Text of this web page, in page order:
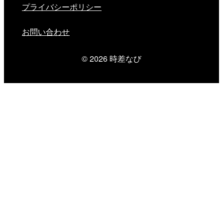
プライバシーポリシー
お問い合わせ
© 2026 時差なび